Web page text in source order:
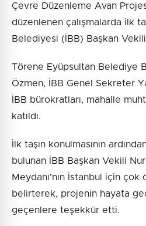
Çevre Düzenleme Avan
düzenlenen çalışmalarda ilk
Belediyesi (İBB) Başkan
Törene Eyüpsultan Belediye
Özmen, İBB Genel Sekreter
İBB bürokratları, mahalle
katıldı.
İlk taşın konulmasının
bulunan İBB Başkan Vekili
Meydanı'nın İstanbul için
belirterek, projenin hayata
geçenlere teşekkür etti.